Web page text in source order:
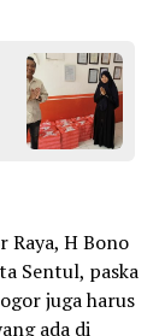
Raya, H Bono
Sentul, paska
juga harus
ada di